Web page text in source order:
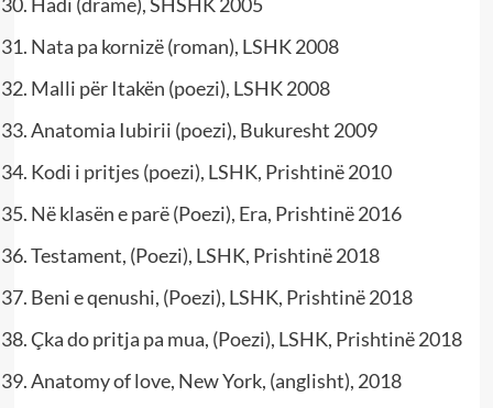
Nata pa kornizë (roman), LSHK 2008
Malli për Itakën (poezi), LSHK 2008
Anatomia Iubirii (poezi), Bukuresht 2009
Kodi i pritjes (poezi), LSHK, Prishtinë 2010
Në klasën e parë (Poezi), Era, Prishtinë 2016
Testament, (Poezi), LSHK, Prishtinë 2018
Beni e qenushi, (Poezi), LSHK, Prishtinë 2018
Çka do pritja pa mua, (Poezi), LSHK, Prishtinë 2018
Anatomy of love, New York, (anglisht), 2018